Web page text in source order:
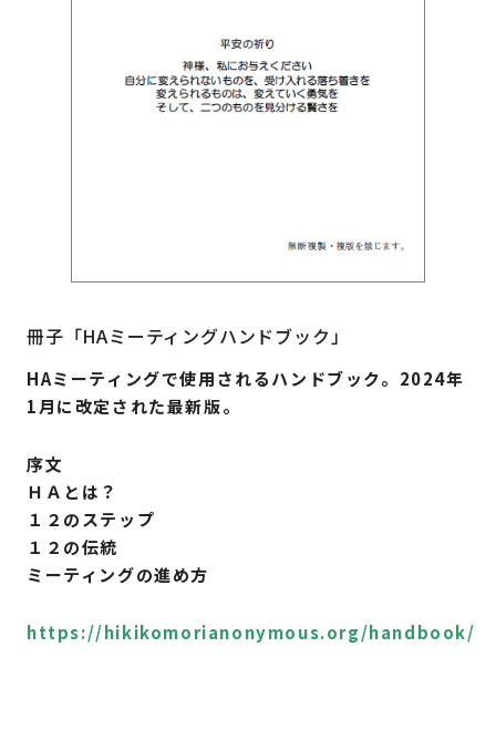
冊子「HAミーティングハンドブック」
HAミーティングで使用されるハンドブック。2024年
1月に改定された最新版。
序文
ＨＡとは？
１２のステップ
１２の伝統
ミーティングの進め方
https://hikikomorianonymous.org/handbook/